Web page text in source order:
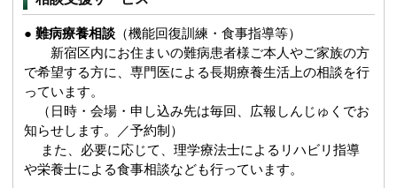
●難病療養相談 （機能回復訓練・食事指導等）
新宿区内にお住まいの難病患者様ご本人やご家族の方
で希望する方に、専門医による長期療養生活上の相談を行
っています。
（日時・会場・申し込み先は毎回、広報しんじゅくでお
知らせします。／予約制）
また、必要に応じて、理学療法士によるリハビリ指導
や栄養士による食事相談なども行っています。